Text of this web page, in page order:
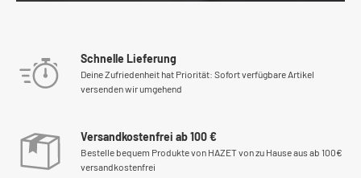
Schnelle Lieferung
Deine Zufriedenheit hat Priorität: Sofort verfügbare Artikel
versenden wir umgehend
Versandkostenfrei ab 100 €
Bestelle bequem Produkte von HAZET von zu Hause aus ab 100€
versandkostenfrei